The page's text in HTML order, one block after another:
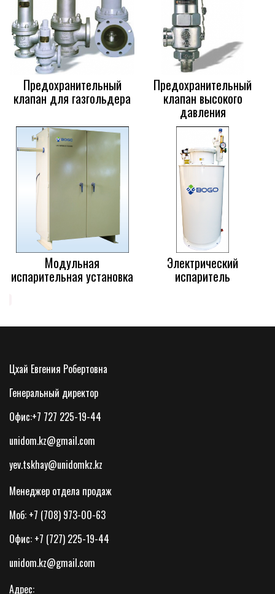
Предохранительный
клапан для газгольдера
Предохранительный
клапан высокого
давления
Модульная
испарительная установка
Электрический
испаритель
Цхай Евгения Робертовна
Генеральный директор
Офис:+7 727 225-19-44
unidom.kz@gmail.com
yev.tskhay@unidomkz.kz
Менеджер отдела продаж
Моб: +7 (708) 973-00-63
Офис: +7 (727) 225-19-44
unidom.kz@gmail.com
Адрес: